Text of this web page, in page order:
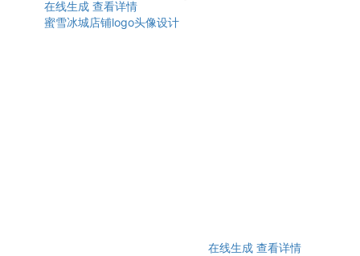
在线生成 查看详情
蜜雪冰城店铺logo头像设计
在线生成 查看详情